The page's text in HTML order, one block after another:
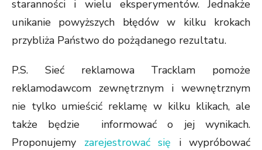
staranności i wielu eksperymentów. Jednakże
unikanie powyższych błędów w kilku krokach
przybliża Państwo do pożądanego rezultatu.
P.S. Sieć reklamowa Tracklam pomoże
reklamodawcom zewnętrznym i wewnętrznym
nie tylko umieścić reklamę w kilku klikach, ale
także będzie informować o jej wynikach.
Proponujemy zarejestrować się i wypróbować